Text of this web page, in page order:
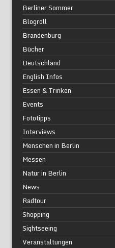
Berliner Sommer
Blogroll
Brandenburg
Bücher
Deutschland
English Infos
Essen & Trinken
Events
Fototipps
Interviews
Menschen in Berlin
Messen
Natur in Berlin
News
Radtour
Shopping
Sightseeing
Veranstaltungen